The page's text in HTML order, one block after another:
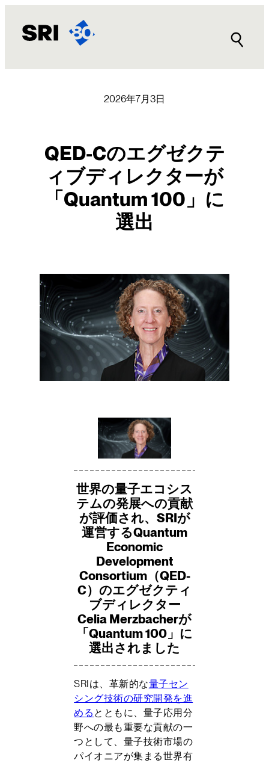
キ
2026年7月3日
QED-Cのエグゼクテ
ィブディレクターが
「Quantum 100」に
選出
世界の量子エコシス
テムの発展への貢献
が評価され、SRIが
運営するQuantum
Economic
Development
Consortium（QED-
C）のエグゼクティ
ブディレクター
Celia Merzbacherが
「Quantum 100」に
選出されました
SRIは、革新的な量子セン
シング技術の研究開発を進
める とともに、量子応用分
野への最も重要な貢献の一
つとして、量子技術市場の
パイオニアが集まる世界有